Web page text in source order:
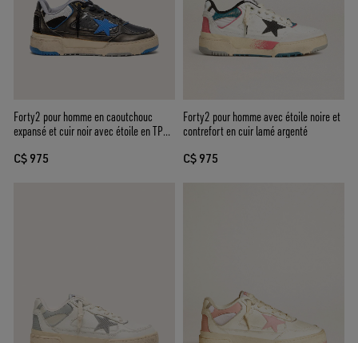
Forty2 pour homme en caoutchouc
expansé et cuir noir avec étoile en TPU
C$ 975
Forty2 pour homme avec étoile noire et
contrefort en cuir lamé argenté
C$ 975